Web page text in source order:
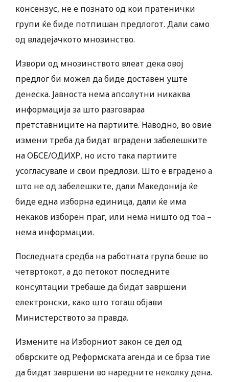
консензус, не е познато од кои пратенички
групи ќе биде потпишан предлогот. Дали само
од владејачкото мнозинство.
Извори од мнозинството влеат дека овој
предлог би можел да биде доставен уште
денеска. Јавноста нема апсолутни никаква
информација за што разговараа
претставниците на партиите. Наводно, во овие
измени треба да бидат вградени забелешките
на ОБСЕ/ОДИХР, но исто така партиите
усогласувале и свои предлози. Што е вградено а
што не од забелешките, дали Македонија ќе
биде една изборна единица, дали ќе има
некаков изборен праг, или нема ништо од тоа –
нема информации.
Последната средба на работната група беше во
четвртокот, а до петокот последните
консултации требаше да бидат завршени
електронски, како што тогаш објави
Министерството за правда.
Измените на Изборниот закон се дел од
обврските од Реформската агенда и се брза тие
да бидат завршени во наредните неколку дена.